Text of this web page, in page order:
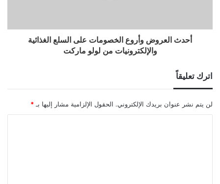
أحدث العروض وأروع الخصومات على السلع الغذائية
والإلكترونيات من لولو ماركت
اترك تعليقاً
لن يتم نشر عنوان بريدك الإلكتروني. الحقول الإلزامية مشار إليها بـ *